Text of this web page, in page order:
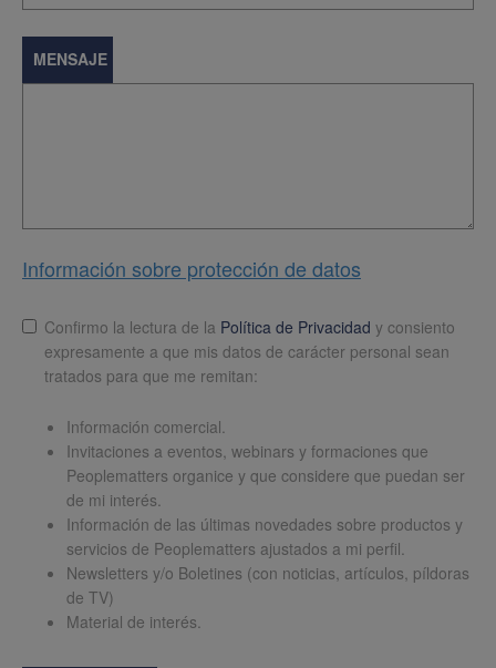
MENSAJE
Información sobre protección de datos
LopdConfirmo la lectura de la Política de Privacidad y consiento
expresamente a que mis datos de carácter personal sean
tratados para que me remitan:
Información comercial.
Invitaciones a eventos, webinars y formaciones que
Peoplematters organice y que considere que puedan ser
de mi interés.
Información de las últimas novedades sobre productos y
servicios de Peoplematters ajustados a mi perfil.
Newsletters y/o Boletines (con noticias, artículos, píldoras
de TV)
Material de interés.